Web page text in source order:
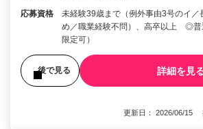
応募資格
未経験39歳まで（例外事由3号のイ／
め／職業経験不問）、高卒以上 ◎普
限定可）
後で見る 詳細を見
更新日： 2026/06/15